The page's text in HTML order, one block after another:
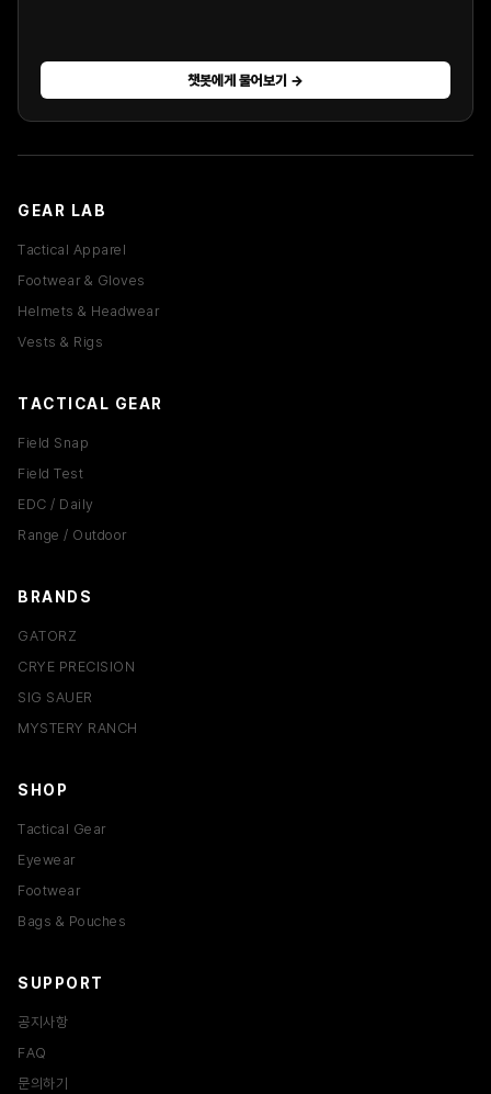
챗봇에게 물어보기 →
GEAR LAB
Tactical Apparel
Footwear & Gloves
Helmets & Headwear
Vests & Rigs
TACTICAL GEAR
Field Snap
Field Test
EDC / Daily
Range / Outdoor
BRANDS
GATORZ
CRYE PRECISION
SIG SAUER
MYSTERY RANCH
SHOP
Tactical Gear
Eyewear
Footwear
Bags & Pouches
SUPPORT
공지사항
FAQ
문의하기